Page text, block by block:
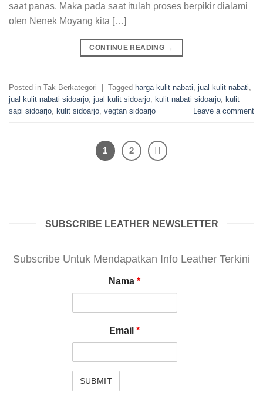
saat panas. Maka pada saat itulah proses berpikir dialami
olen Nenek Moyang kita […]
CONTINUE READING →
Posted in Tak Berkategori Tagged harga kulit nabati, jual kulit nabati,
jual kulit nabati sidoarjo, jual kulit sidoarjo, kulit nabati sidoarjo, kulit
sapi sidoarjo, kulit sidoarjo, vegtan sidoarjo Leave a comment
1 2
SUBSCRIBE LEATHER NEWSLETTER
Subscribe Untuk Mendapatkan Info Leather Terkini
Nama *
Email *